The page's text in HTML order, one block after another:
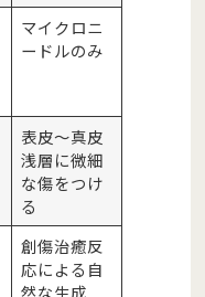
マイクロニ
ードルのみ
表皮〜真皮
浅層に微細
な傷をつけ
る
創傷治癒反
応による自
然な生成